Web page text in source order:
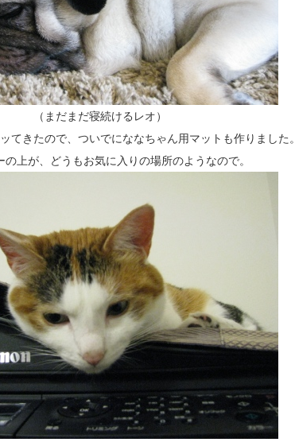
（まだまだ寝続けるレオ）
てきたので、ついでにななちゃん用マットも作りました。
の上が、どうもお気に入りの場所のようなので。